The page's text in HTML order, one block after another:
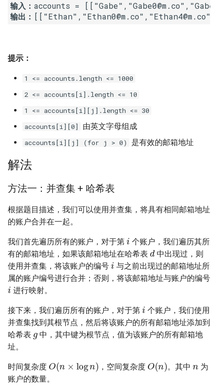
19. 正则表达式匹配
21. 调整数组顺序使奇数位于
22. 链表中倒数第 k 个节点
25. 合并两个排序的链表
26. 树的子结构
27. 二叉树的镜像
28. 对称的二叉树
29. 顺时针打印矩阵
30. 包含 min 函数的栈
31. 栈的压入、弹出序列
32.1. 从上到下打印二叉树
32.2. 从上到下打印二叉树 II
33. 二叉搜索树的后序遍历序
17. 含有所有字符的最短字符
18. 有效的回文
19. 最多删除一个字符得到回
文
20. 回文子字符串的个数
21. 删除链表的倒数第 n 个结
点
24. 反转链表
25. 链表中的两数相加
26. 重排链表
27. 回文链表
28. 展平多级双向链表
30. 插入、删除和随机访问都
3.1. 三合一
3.3. 堆盘子
3.4. 化栈为队
3.5. 栈排序
3.6. 动物收容所
4.4. 检查平衡性
4.5. 合法二叉搜索树
4.6. 后继者
4.8. 首个共同祖先
4.9. 二叉搜索树序列
4.10. 检查子树
4.12. 求和路径
输入：
输出：
提示：
1 <= accounts.length <= 1000
2 <= accounts[i].length <= 10
1 <= accounts[i][j].length <= 30
accounts[i][0]
由英文字母组成
accounts[i][j] (for j > 0) 是有效的邮箱地址
解法
方法一：并查集 + 哈希表
根据题目描述，我们可以使用并查集，将具有相同邮箱地址
的账户合并在一起。
我们首先遍历所有的账户，对于第
个账户，我们遍历其所
有的邮箱地址，如果该邮箱地址在哈希表
d
中出现过，则
使用并查集，将该账户的编号
i
与之前出现过的邮箱地址所
属的账户编号进行合并；否则，将该邮箱地址与账户的编号
i
进行映射。
接下来，我们遍历所有的账户，对于第
个账户，我们使用
并查集找到其根节点，然后将该账户的所有邮箱地址添加到
哈希表
g
中，其中键为根节点，值为该账户的所有邮箱地
址。
时间复杂度
O ( log )
，空间复杂度
O ( n)
。其中
为
账户的数量。